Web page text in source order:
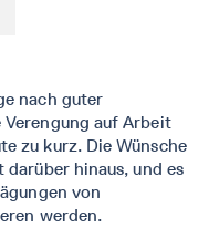
nach guter
auf Arbeit
zu kurz. Die Wünsche
hinaus, und es
von
werden.